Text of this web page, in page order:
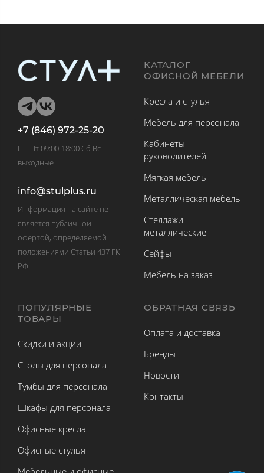
+7 (846) 972-25-20
Пн-Пт 09:00-18:00 Сб-Вс
выходные
info@stulplus.ru
Информация на сайте не
является публичной
офертой, определяемой
положениями Статьи 437 ГК
РФ.
КАТАЛОГ
ОФИСНОЙ МЕБЕЛИ
Кресла и стулья
Мебель для персонала
Кабинеты
руководителей
Мягкая мебель
Металлическая мебель
Стеллажи
металлические
Сейфы
Мебель на заказ
ПОПУЛЯРНЫЕ
ТОВАРЫ
Скидки и акции
Столы для персонала
Тумбы для персонала
Шкафы для персонала
Офисные кресла
Офисные стулья
ОБРАТНАЯ СВЯЗЬ
Оплата и доставка
Бренды
Новости
Контакты